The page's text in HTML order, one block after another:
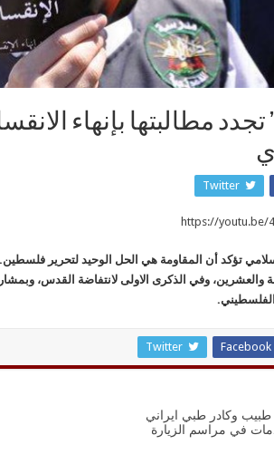
تجدد مطالبتها بإنهاء
Twitter
https://youtu.be/
تؤكد أن المقاومة هي الحل الوحيد لتحرير
والعشرين، وفي الذكرى الاولى لانتفاضة القدس،
الفلسطيني.
Facebook
Twitter
ايفاد 1500 طبيب وكادر طبي ايراني
في مراسم الزيارة